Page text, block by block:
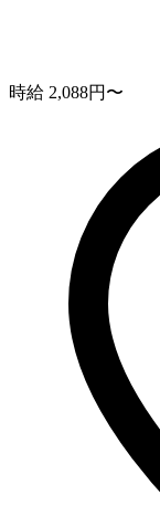
時給 2,088円〜